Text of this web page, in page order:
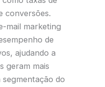
conversões.
mail marketing
de
ajudando a
geram mais
segmentação do